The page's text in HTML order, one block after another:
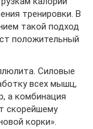
тренировки. В
такой подход
положительный
Силовые
всех мышц,
а комбинация
скорейшему
корки».